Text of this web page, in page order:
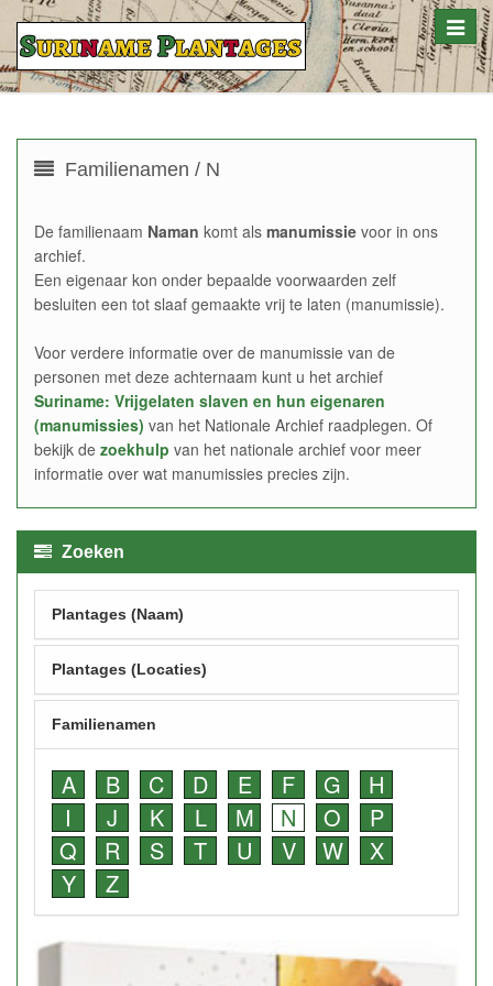
Toggle
Familienamen / N
De familienaam Naman komt als manumissie voor in ons
archief.
Een eigenaar kon onder bepaalde voorwaarden zelf
besluiten een tot slaaf gemaakte vrij te laten (manumissie).
Voor verdere informatie over de manumissie van de
personen met deze achternaam kunt u het archief
Suriname: Vrijgelaten slaven en hun eigenaren
(manumissies) van het Nationale Archief raadplegen. Of
bekijk de zoekhulp van het nationale archief voor meer
informatie over wat manumissies precies zijn.
Zoeken
Plantages (Naam)
Plantages (Locaties)
Familienamen
A B C D E F G
H
I
J K L M N O
P
Q
R S T U V W
X
Y
Z